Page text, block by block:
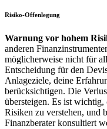
Risiko-Offenlegung
Warnung vor hohem
anderen
möglicherweise nicht für
Entscheidung für den
Anlageziele, deine
berücksichtigen. Die
übersteigen. Es ist
Risiken zu verstehen, und
Finanzberater konsultiert